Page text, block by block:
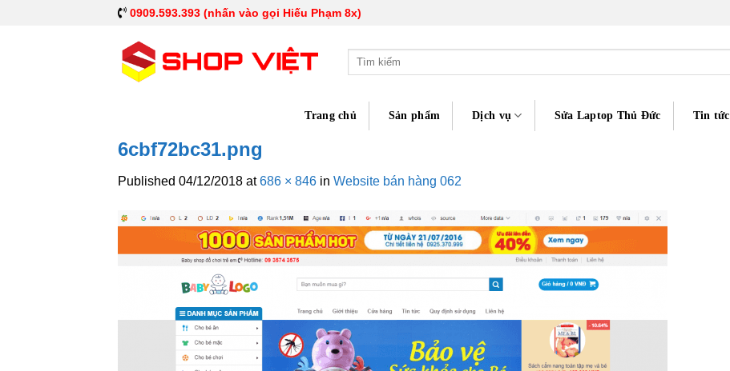
0909.593.393 (nhấn vào gọi Hiếu Phạm 8x)
Tìm
Trang chủ Sản phẩm Dịch vụ Sửa Laptop Thủ Đức Tin tức
6cbf72bc31.png
Published 04/12/2018 at686 × 846 in Website bán hàng 062